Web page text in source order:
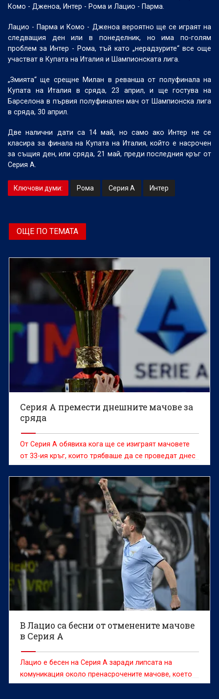
Комо - Дженоа, Интер - Рома и Лацио - Парма.
Лацио - Парма и Комо - Дженоа вероятно ще се играят на
следващия ден или в понеделник, но има по-голям
проблем за Интер - Рома, тъй като „нерадзурите“ все още
участват в Купата на Италия и Шампионската лига.
„Змията“ ще срещне Милан в реванша от полуфинала на
Купата на Италия в сряда, 23 април, и ще гостува на
Барселона в първия полуфинален мач от Шампионска лига
в сряда, 30 април.
Две налични дати са 14 май, но само ако Интер не се
класира за финала на Купата на Италия, който е насрочен
за същия ден, или сряда, 21 май, преди последния кръг от
Серия А.
Ключови думи: Рома Серия А Интер
ОЩЕ ПО ТЕМАТА
Серия А премести днешните мачове за
сряда
От Серия А обявиха кога ще се изиграят мачовете
от 33-ия кръг, които трябваше да се проведат днес
В Лацио са бесни от отменените мачове
в Серия А
Лацио е бесен на Серия А заради липсата на
комуникация около пренасрочените мачове, което
ще ги накара да летят два пъти до Генуа